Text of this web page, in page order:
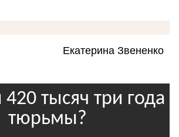
Екатерина Звененко